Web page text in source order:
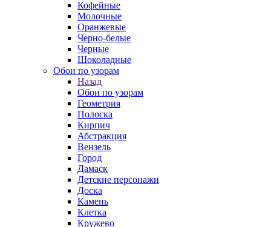
Кофейные
Молочные
Оранжевые
Черно-белые
Черные
Шоколадные
Обои по узорам
Назад
Обои по узорам
Геометрия
Полоска
Кирпич
Абстракция
Вензель
Город
Дамаск
Детские персонажи
Доска
Камень
Клетка
Кружево